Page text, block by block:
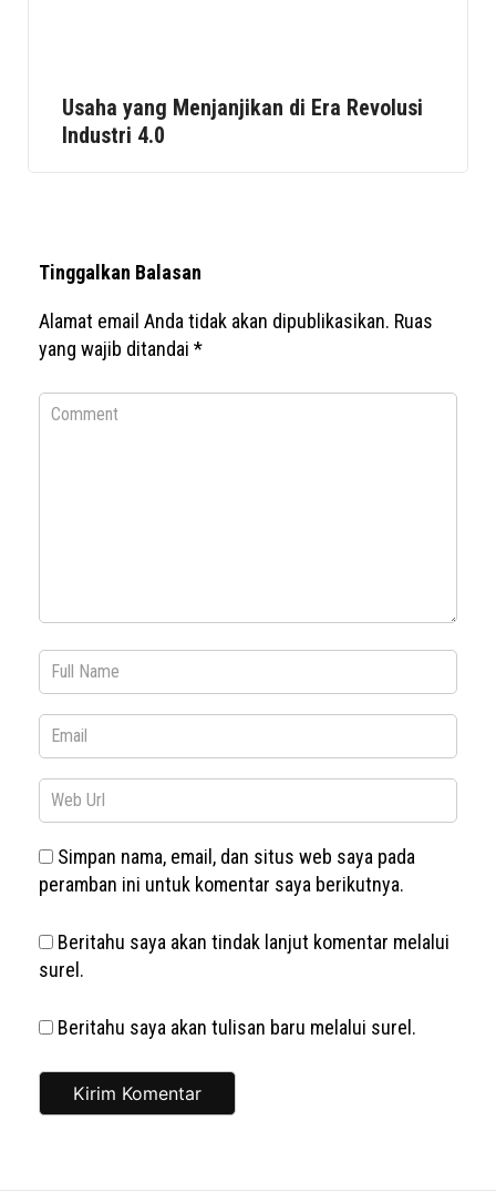
Usaha yang Menjanjikan di Era Revolusi
Industri 4.0
Tinggalkan Balasan
Alamat email Anda tidak akan dipublikasikan. Ruas
yang wajib ditandai *
Simpan nama, email, dan situs web saya pada
peramban ini untuk komentar saya berikutnya.
Beritahu saya akan tindak lanjut komentar melalui
surel.
Beritahu saya akan tulisan baru melalui surel.